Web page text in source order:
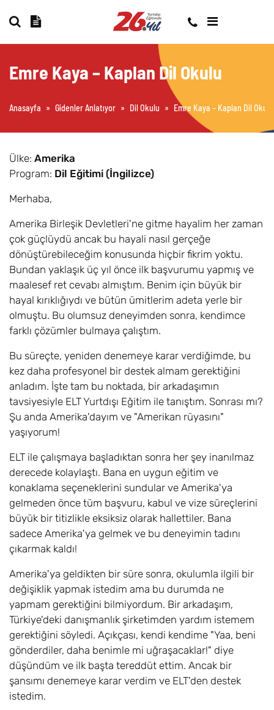
Emre Kaya – Kaplan Dil Okulu
Anasayfa » Gidenler Anlatıyor » Dil Okulu » Emre Kaya – Kaplan Dil Okulu
Ülke: Amerika
Program: Dil Eğitimi (İngilizce)
Merhaba,
Amerika Birleşik Devletleri'ne gitme hayalim her zaman
çok güçlüydü ancak bu hayali nasıl gerçeğe
dönüştürebileceğim konusunda hiçbir fikrim yoktu.
Bundan yaklaşık üç yıl önce ilk başvurumu yapmış ve
maalesef ret cevabı almıştım. Benim için büyük bir
hayal kırıklığıydı ve bütün ümitlerim adeta yerle bir
olmuştu. Bu olumsuz deneyimden sonra, kendimce
farklı çözümler bulmaya çalıştım.
Bu süreçte, yeniden denemeye karar verdiğimde, bu
kez daha profesyonel bir destek almam gerektiğini
anladım. İşte tam bu noktada, bir arkadaşımın
tavsiyesiyle ELT Yurtdışı Eğitim ile tanıştım. Sonrası mı?
Şu anda Amerika'dayım ve "Amerikan rüyasını"
yaşıyorum!
ELT ile çalışmaya başladıktan sonra her şey inanılmaz
derecede kolaylaştı. Bana en uygun eğitim ve
konaklama seçeneklerini sundular ve Amerika'ya
gelmeden önce tüm başvuru, kabul ve vize süreçlerini
büyük bir titizlikle eksiksiz olarak hallettiler. Bana
sadece Amerika'ya gelmek ve bu deneyimin tadını
çıkarmak kaldı!
Amerika'ya geldikten bir süre sonra, okulumla ilgili bir
değişiklik yapmak istedim ama bu durumda ne
yapmam gerektiğini bilmiyordum. Bir arkadaşım,
Türkiye'deki danışmanlık şirketimden yardım istemem
gerektiğini söyledi. Açıkçası, kendi kendime "Yaa, beni
gönderdiler, daha benimle mi uğraşacaklar!" diye
düşündüm ve ilk başta tereddüt ettim. Ancak bir
şansımı denemeye karar verdim ve ELT'den destek
istedim.